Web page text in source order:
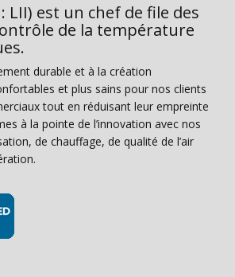
: LII) est un chef de file des
de la température
durable et à la création
et plus sains pour nos clients
tout en réduisant leur empreinte
à la pointe de l’innovation avec nos
de chauffage, de qualité de l’air